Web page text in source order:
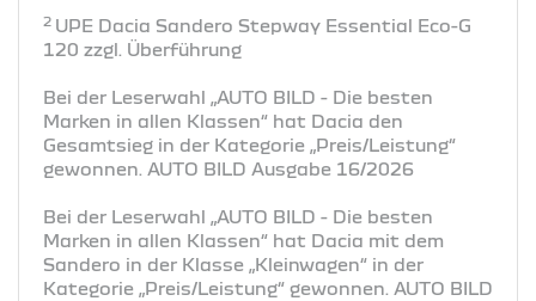
2 UPE Dacia Sandero Stepway Essential Eco-G
120 zzgl. Überführung
Bei der Leserwahl „AUTO BILD - Die besten
Marken in allen Klassen“ hat Dacia den
Gesamtsieg in der Kategorie „Preis/Leistung“
gewonnen. AUTO BILD Ausgabe 16/2026
Bei der Leserwahl „AUTO BILD - Die besten
Marken in allen Klassen“ hat Dacia mit dem
Sandero in der Klasse „Kleinwagen“ in der
Kategorie „Preis/Leistung“ gewonnen. AUTO BILD